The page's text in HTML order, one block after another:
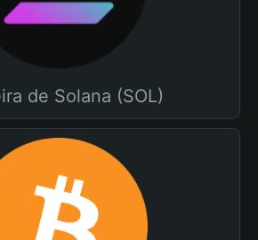
de Solana (SOL)